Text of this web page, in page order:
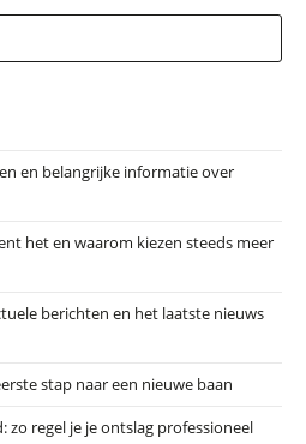
op
en belangrijke informatie over
het en waarom kiezen steeds meer
berichten en het laatste nieuws
stap naar een nieuwe baan
zo regel je je ontslag professioneel